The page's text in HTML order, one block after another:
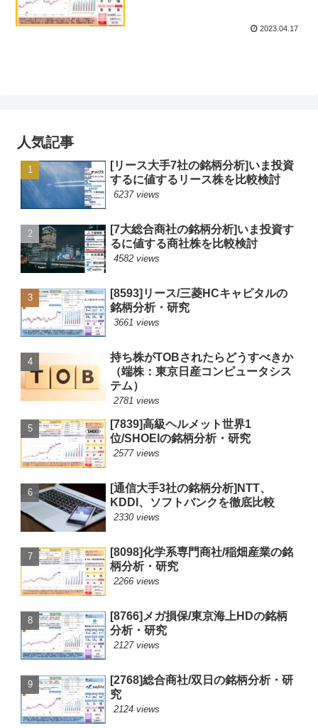
2023.04.17
人気記事
[リース大手7社の銘柄分析]いま投資
するに値するリース株を比較検討
6237 views
[7大総合商社の銘柄分析]いま投資す
るに値する商社株を比較検討
4582 views
[8593]リース/三菱HCキャピタルの
銘柄分析・研究
3661 views
持ち株がTOBされたらどうすべきか
（端株：東京日産コンピュータシス
テム）
2781 views
[7839]高級ヘルメット世界1
位/SHOEIの銘柄分析・研究
2577 views
[通信大手3社の銘柄分析]NTT、
KDDI、ソフトバンクを徹底比較
2330 views
[8098]化学系専門商社/稲畑産業の銘
柄分析・研究
2266 views
[8766]メガ損保/東京海上HDの銘柄
分析・研究
2127 views
[2768]総合商社/双日の銘柄分析・研
究
2124 views